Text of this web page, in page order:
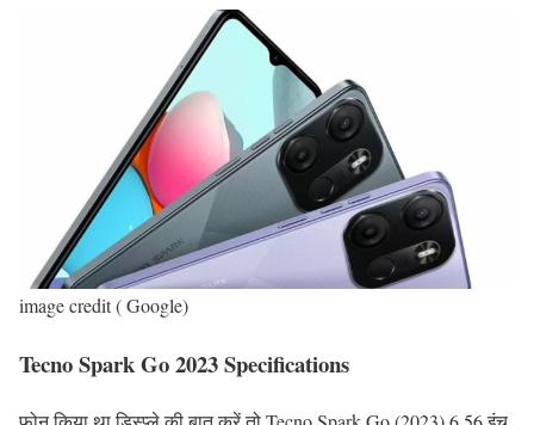
image credit ( Google)
Tecno Spark Go 2023 Specifications